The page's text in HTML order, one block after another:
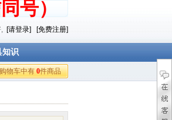
[请登录] [免费注册]
号）
知识
购物车中有 0件商品